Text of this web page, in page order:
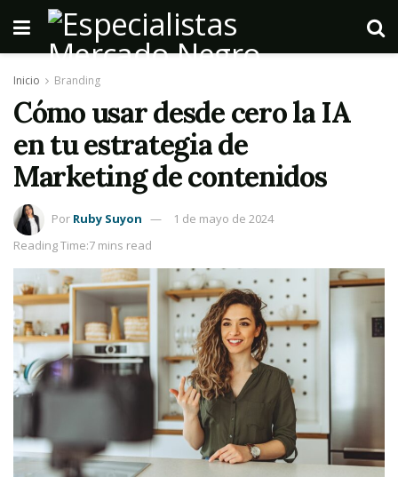
Inicio Branding
Cómo usar desde cero la IA
en tu estrategia de
Marketing de contenidos
Por Ruby Suyon
1 de mayo de 2024
Reading Time:7 mins read